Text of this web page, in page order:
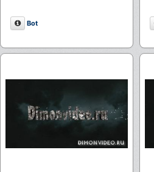
Описание
Bot